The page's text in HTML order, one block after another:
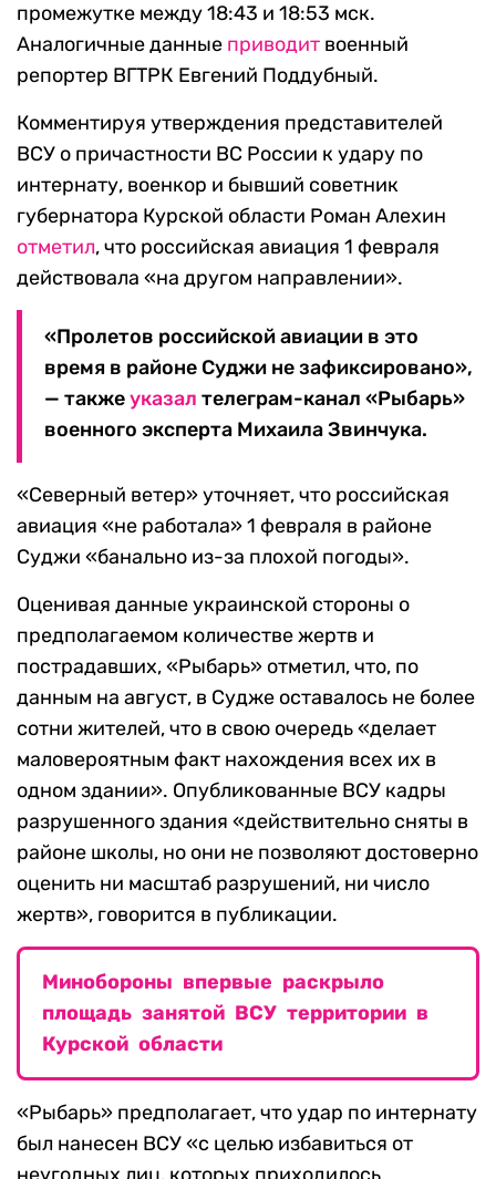
промежутке между 18:43 и 18:53 мск.
Аналогичные данные приводит военный
репортер ВГТРК Евгений Поддубный.
Комментируя утверждения представителей
ВСУ о причастности ВС России к удару по
интернату, военкор и бывший советник
губернатора Курской области Роман Алехин
отметил, что российская авиация 1 февраля
действовала «на другом направлении».
«Пролетов российской авиации в это
время в районе Суджи не зафиксировано»,
— такжеуказал телеграм-канал «Рыбарь»
военного эксперта Михаила Звинчука.
«Северный ветер» уточняет, что российская
авиация «не работала» 1 февраля в районе
Суджи «банально из-за плохой погоды».
Оценивая данные украинской стороны о
предполагаемом количестве жертв и
пострадавших, «Рыбарь» отметил, что, по
данным на август, в Судже оставалось не более
сотни жителей, что в свою очередь «делает
маловероятным факт нахождения всех их в
одном здании». Опубликованные ВСУ кадры
разрушенного здания «действительно сняты в
районе школы, но они не позволяют достоверно
оценить ни масштаб разрушений, ни число
жертв», говорится в публикации.
Минобороны впервые раскрыло
площадь занятой ВСУ территории в
Курской области
«Рыбарь» предполагает, что удар по интернату
был нанесен ВСУ «с целью избавиться от